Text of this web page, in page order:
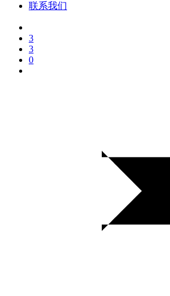
联系我们
3
3
0